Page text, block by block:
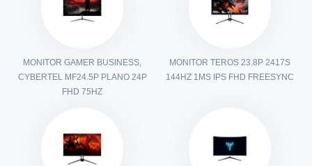
MONITOR GAMER BUSINESS,
CYBERTEL MF24.5P PLANO 24P
FHD 75HZ
MONITOR TEROS 23.8P 2417S
144HZ 1MS IPS FHD FREESYNC